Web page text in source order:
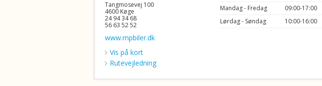
Tangmosevej 100
4600 Køge
24 94 34 68
56 63 52 52
www.mpbiler.dk
Vis på kort
Rutevejledning
Mandag - Fredag
09:00-17:00
Lørdag - Søndag
10:00-16:00